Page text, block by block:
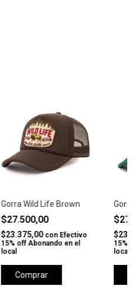
Gorra Wild Life Brown
$27.500,00
$23.375,00 con Efectivo
15% off Abonando en el
local
Comprar
15%
local